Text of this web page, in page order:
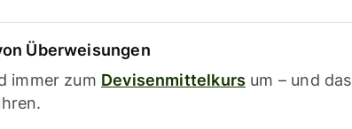
Überweisungen
immer zum Devisenmittelkurs um – und das